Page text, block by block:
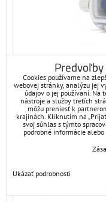
A12x
Snímače teploty do
Cookies používame na
webovej stránky, analýzu jej
údajov o jej používaní. Na
nástroje a služby tretích
môžu preniesť k
krajinách. Kliknutím na
svoj súhlas s týmto
podrobné informácie
Ukázať podrobnosti